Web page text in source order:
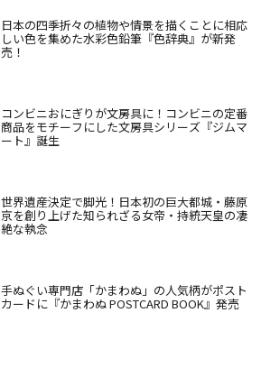
日本の四季折々の植物や情景を描くことに相応
しい色を集めた水彩色鉛筆『色辞典』が新発
売！
コンビニおにぎりが文房具に！コンビニの定番
商品をモチーフにした文房具シリーズ『ジムマ
ート』誕生
世界遺産決定で脚光！日本初の巨大都城・藤原
京を創り上げた知られざる女帝・持統天皇の凄
絶な執念
手ぬぐい専門店「かまわぬ」の人気柄がポスト
カードに『かまわぬ POSTCARD BOOK』発売